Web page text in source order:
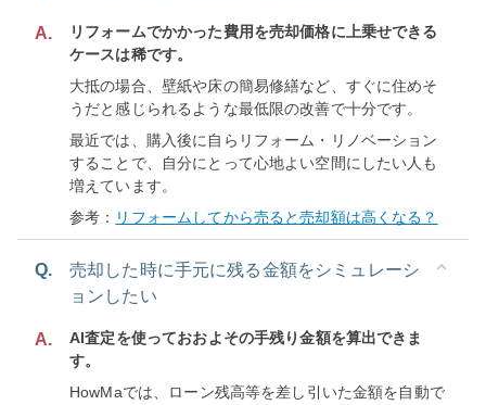
A.
リフォームでかかった費用を売却価格に上乗せできる
ケースは稀です。
大抵の場合、壁紙や床の簡易修繕など、すぐに住めそ
うだと感じられるような最低限の改善で十分です。
最近では、購入後に自らリフォーム・リノベーション
することで、自分にとって心地よい空間にしたい人も
増えています。
参考： リフォームしてから売ると売却額は高くなる？
Q.
売却した時に手元に残る金額をシミュレーシ
ョンしたい
A.
AI査定を使っておおよその手残り金額を算出できま
す。
HowMaでは、ローン残高等を差し引いた金額を自動で